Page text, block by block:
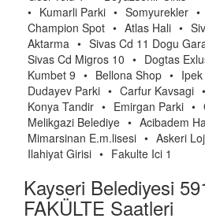
• Kumarli Parki • Somyurekler •
Champion Spot • Atlas Hali •
Aktarma • Sivas Cd 11 Dogu
Sivas Cd Migros 10 • Dogtas
Kumbet 9 • Bellona Shop •
Dudayev Parki • Carfur Kavsagi •
Konya Tandir • Emirgan Parki •
Melikgazi Belediye • Acibadem
Mimarsinan E.m.lisesi • Askeri
Ilahiyat Girisi • Fakulte Ici 1
Kayseri Belediyesi
FAKÜLTE Saatleri